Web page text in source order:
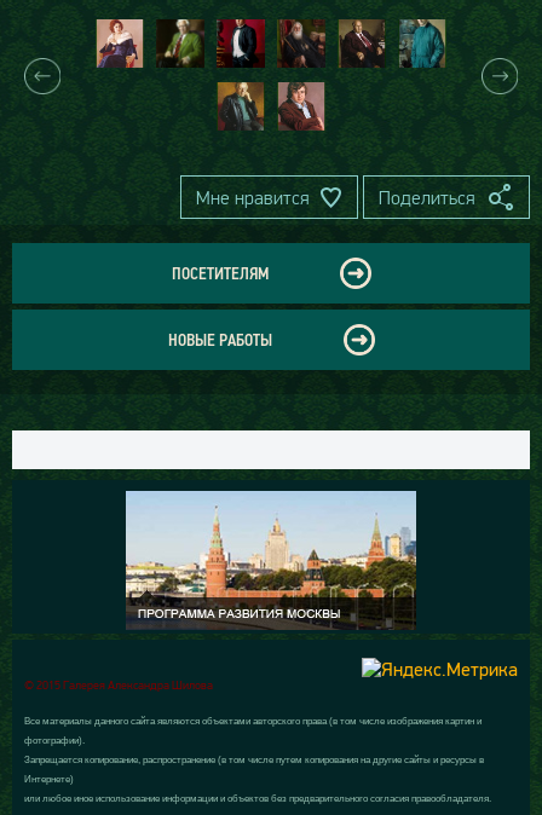
Мне нравится Поделиться
ПОСЕТИТЕЛЯМ
НОВЫЕ РАБОТЫ
© 2015 Галерея Александра Шилова
Все материалы данного сайта являются объектами авторского права (в том числе изображения картин и
фотографии).
Запрещается копирование, распространение (в том числе путем копирования на другие сайты и ресурсы в
Интернете)
или любое иное использование информации и объектов без предварительного согласия правообладателя.